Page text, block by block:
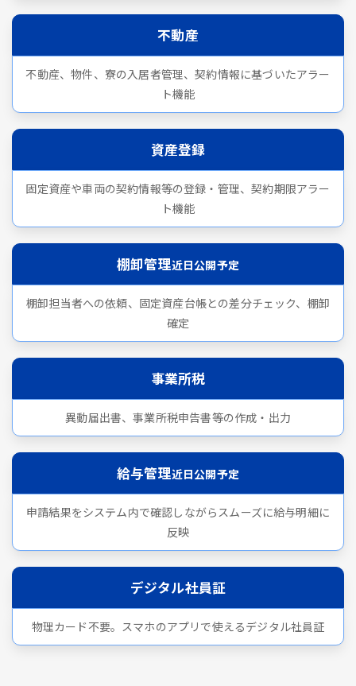
不動産
不動産、物件、寮の入居者管理、契約情報に基づいたアラー
ト機能
資産登録
固定資産や車両の契約情報等の登録・管理、契約期限アラー
ト機能
棚卸管理近日公開予定
棚卸担当者への依頼、固定資産台帳との差分チェック、棚卸
確定
事業所税
異動届出書、事業所税申告書等の作成・出力
給与管理近日公開予定
申請結果をシステム内で確認しながらスムーズに給与明細に
反映
デジタル社員証
物理カード不要。スマホのアプリで使えるデジタル社員証